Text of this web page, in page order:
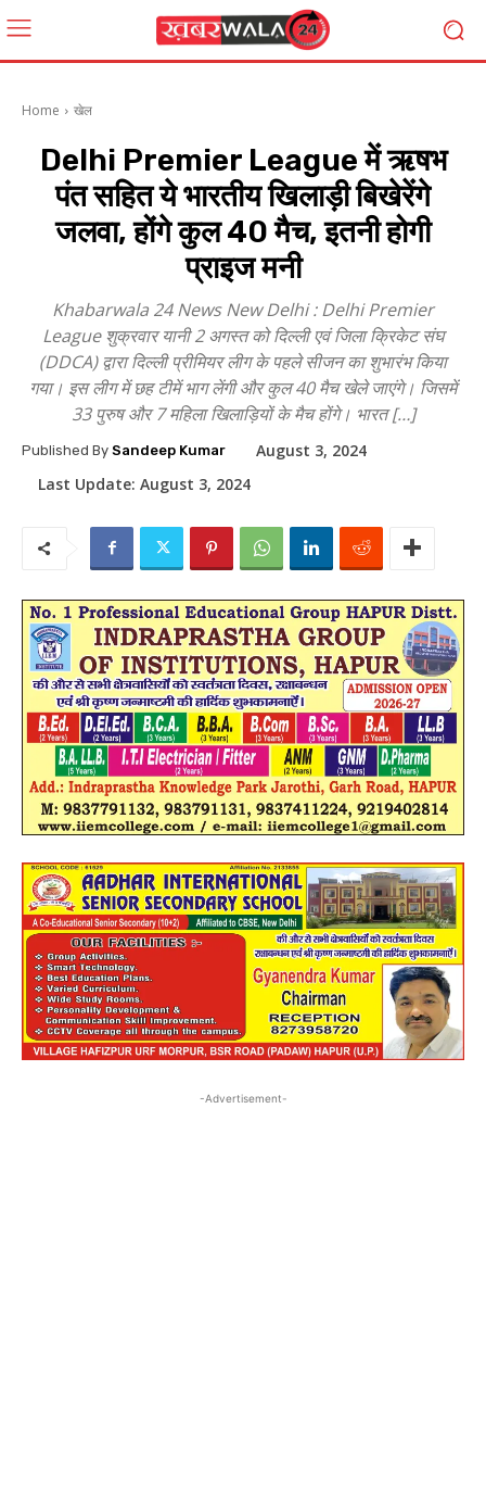
Home खेल
Delhi Premier League में ऋषभ
पंत सहित ये भारतीय खिलाड़ी बिखेरेंगे
जलवा, होंगे कुल 40 मैच, इतनी होगी
प्राइज मनी
Khabarwala 24 News New Delhi : Delhi Premier
League शुक्रवार यानी 2 अगस्त को दिल्ली एवं जिला क्रिकेट संघ
(DDCA) द्वारा दिल्ली प्रीमियर लीग के पहले सीजन का शुभारंभ किया
गया। इस लीग में छह टीमें भाग लेंगी और कुल 40 मैच खेले जाएंगे। जिसमें
33 पुरुष और 7 महिला खिलाड़ियों के मैच होंगे। भारत […]
Published By Sandeep Kumar
August 3, 2024
Last Update: August 3, 2024
-Advertisement-